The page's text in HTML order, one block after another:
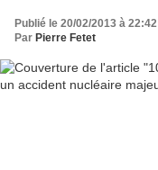
Publié le 20/02/2013 à 22:42
Par Pierre Fetet